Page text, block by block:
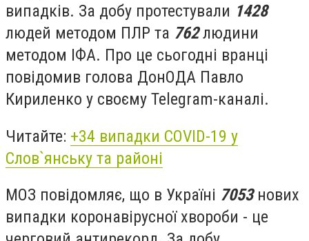
випадків. За добу протестували 1428
людей методом ПЛР та 762людини
методом ІФА. Про це сьогодні вранці
повідомив голова ДонОДА Павло
Кириленко у своєму Telegram-каналі.
Читайте: +34 випадки COVID-19 у
Слов`янську та районі
МОЗ повідомляє, що в Україні 7053нових
випадки коронавірусної хвороби - це